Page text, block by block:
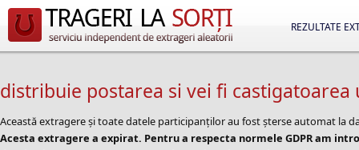
REZULTATE
distribuie postarea si vei fi
Această extragere și toate datele participanților au fost șterse automat la
Acesta extragere a expirat. Pentru a respecta normele GDPR am